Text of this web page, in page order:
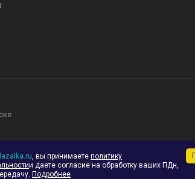
lazalka.ru, вы принимаете политику
и даете согласие на обработку ваших ПДн,
Подробнее